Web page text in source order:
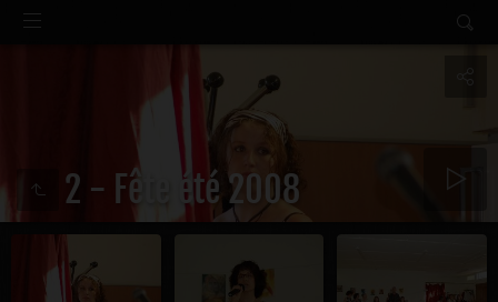
2 - Fête été 2008